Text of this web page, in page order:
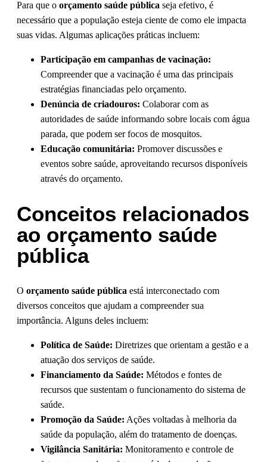
Para que o orçamento saúde pública seja efetivo, é
necessário que a população esteja ciente de como ele impacta
suas vidas. Algumas aplicações práticas incluem:
Participação em campanhas de vacinação:
Compreender que a vacinação é uma das principais
estratégias financiadas pelo orçamento.
Denúncia de criadouros: Colaborar com as
autoridades de saúde informando sobre locais com água
parada, que podem ser focos de mosquitos.
Educação comunitária: Promover discussões e
eventos sobre saúde, aproveitando recursos disponíveis
através do orçamento.
Conceitos relacionados
ao orçamento saúde
pública
O orçamento saúde pública está interconectado com
diversos conceitos que ajudam a compreender sua
importância. Alguns deles incluem:
Política de Saúde: Diretrizes que orientam a gestão e a
atuação dos serviços de saúde.
Financiamento da Saúde: Métodos e fontes de
recursos que sustentam o funcionamento do sistema de
saúde.
Promoção da Saúde: Ações voltadas à melhoria da
saúde da população, além do tratamento de doenças.
Vigilância Sanitária: Monitoramento e controle de